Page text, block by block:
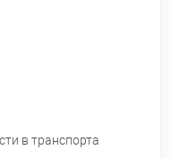
в транспорта